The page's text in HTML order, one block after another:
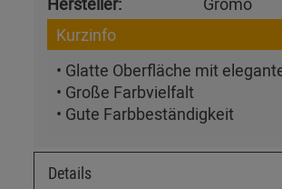
Kurzinfo
• Glatte Oberfläche mit
• Große Farbvielfalt
• Gute Farbbeständigkeit
Details